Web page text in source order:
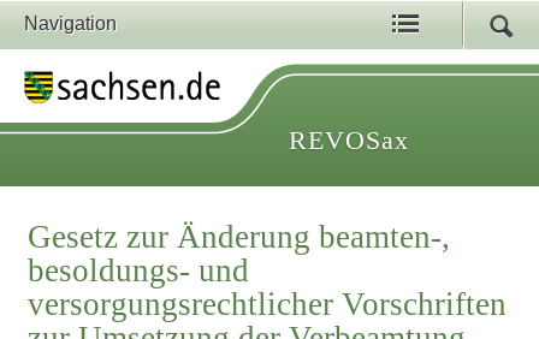
Navigation
REVOSax
Gesetz zur Änderung beamten-,
besoldungs- und
versorgungsrechtlicher Vorschriften